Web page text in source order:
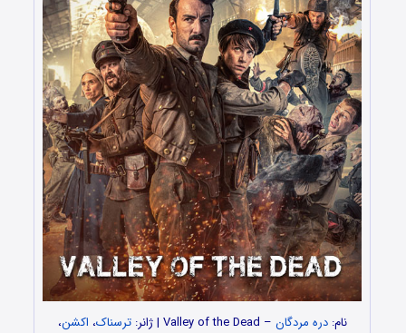
نام:دره مردگان – Valley of the Dead | ژانر: ترسناک، اکشن،